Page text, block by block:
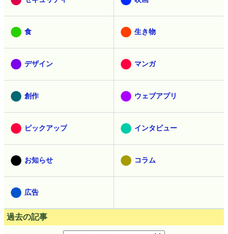
食 生き物
デザイン マンガ
創作 ウェブアプリ
ピックアップ インタビュー
お知らせ コラム
広告
過去の記事